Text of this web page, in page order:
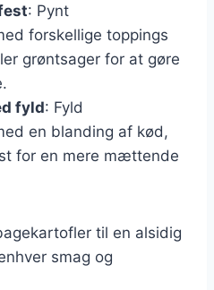
: Pynt
forskellige toppings
grøntsager for at gøre
fyld: Fyld
en blanding af kød,
for en mere mættende
til en alsidig
smag og